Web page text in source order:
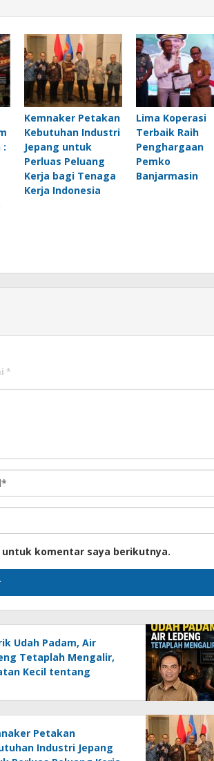
:
Kemnaker Petakan
Kebutuhan Industri
Jepang untuk
Perluas Peluang
Kerja bagi Tenaga
Kerja Indonesia
Lima Koperasi
Terbaik Raih
Penghargaan
Pemko
Banjarmasin
*
untuk komentar saya berikutnya.
Udah Padam, Air
Tetaplah Mengalir,
Kecil tentang
Krisis Energi dan
Lingkungan, Oleh :
Rifai, SHPetakan
Industri Jepang